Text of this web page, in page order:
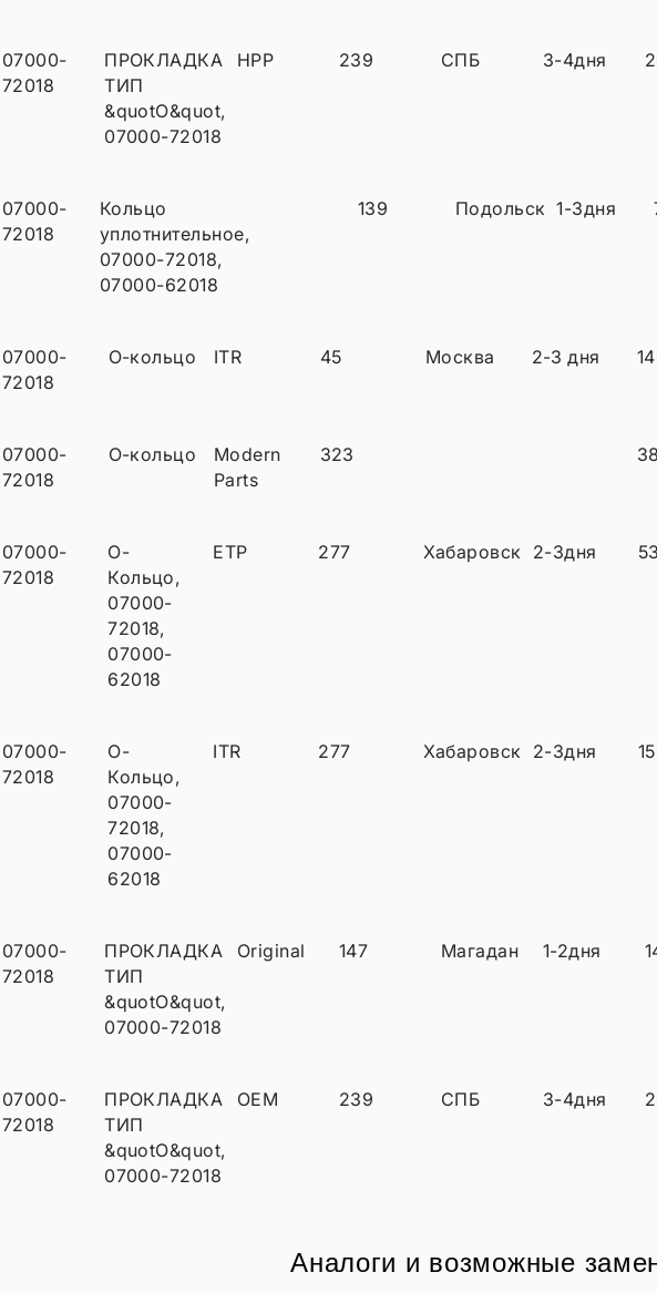
07000-
72018
ПРОКЛАДКА
ТИП
&quotО&quot,
07000-72018
HPP 239 СПБ 3-4дня
07000-
72018
Кольцо
уплотнительное,
07000-72018,
07000-62018
139 Подольск 1-3дня
07000-
72018
О-кольцо ITR 45 Москва 2-3 дня
07000-
72018
О-кольцо
Modern
Parts
323
07000-
72018
О-
Кольцо,
07000-
72018,
07000-
62018
ETP 277 Хабаровск 2-3дня
07000-
72018
О-
Кольцо,
07000-
72018,
07000-
62018
ITR 277 Хабаровск 2-3дня
07000-
72018
ПРОКЛАДКА
ТИП
&quotО&quot,
07000-72018
Original 147 Магадан 1-2дня
07000-
72018
ПРОКЛАДКА
ТИП
&quotО&quot,
07000-72018
OEM 239 СПБ 3-4дня
Аналоги и возможные